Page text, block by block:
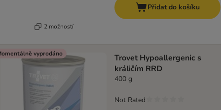
2 možností
Přidat do košíku
vyprodáno
Trovet Hypoallergenic s
králičím RRD
400 g
Not Rated